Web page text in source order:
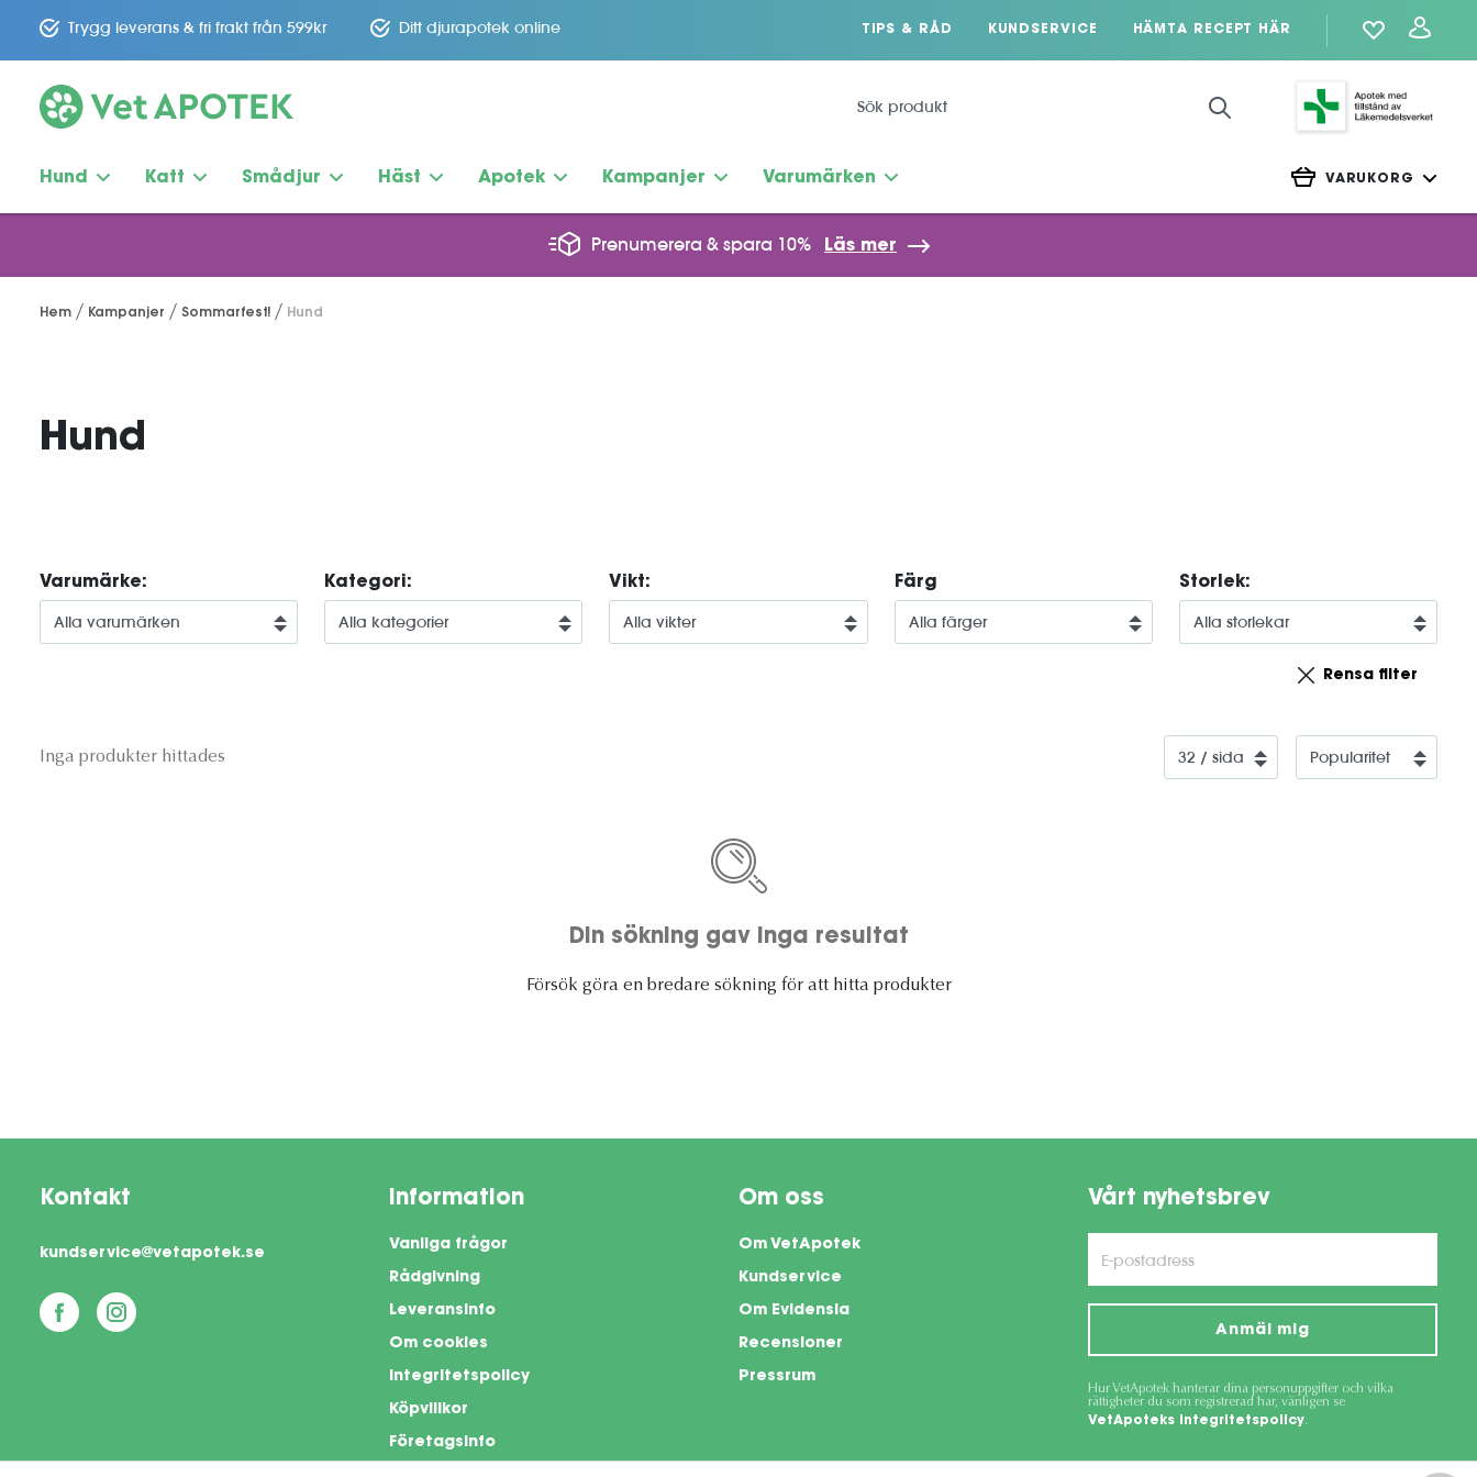
Trygg leverans & fri frakt från 599kr Ditt djurapotek online TIPS & RÅD KUNDSERVICE HÄMTA RECEPT HÄR
Hund Katt Smådjur Häst Apotek Kampanjer Varumärken VARUKORG
Prenumerera & spara 10% Läs mer
Hem Kampanjer Sommarfest! Hund
Hund
Varumärke: Kategori: Vikt: Färg Storlek:
Rensa filter
Inga produkter hittades
Din sökning gav inga resultat
Försök göra en bredare sökning för att hitta produkter
Kontakt
kundservice@vetapotek.se
Information
Vanliga frågor
Rådgivning
Leveransinfo
Om cookies
Integritetspolicy
Köpvillkor
Företagsinfo
Om oss
Om VetApotek
Kundservice
Om Evidensia
Recensioner
Pressrum
Vårt nyhetsbrev
Anmäl mig
Hur VetApotek hanterar dina personuppgifter och vilka
rättigheter du som registrerad har, vänligen se
VetApoteks integritetspolicy.